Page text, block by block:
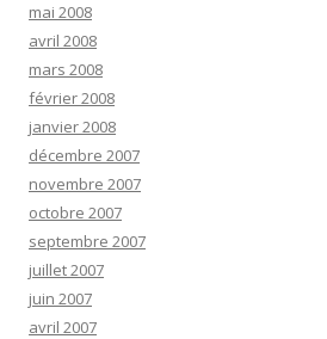
mai 2008
avril 2008
mars 2008
février 2008
janvier 2008
décembre 2007
novembre 2007
octobre 2007
septembre 2007
juillet 2007
juin 2007
avril 2007